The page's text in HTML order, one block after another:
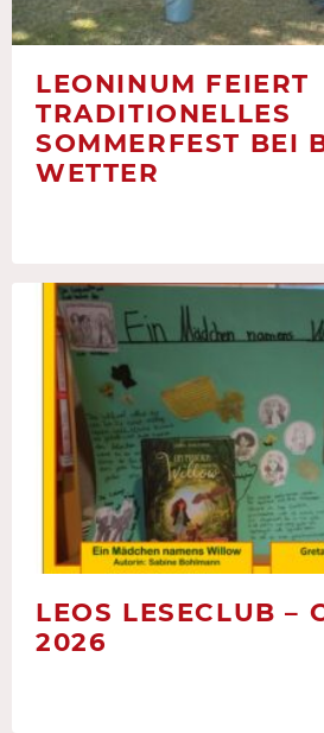
LEONINUM FEIERT
TRADITIONELLES
SOMMERFEST BEI
WETTER
LEOS LESECLUB –
2026